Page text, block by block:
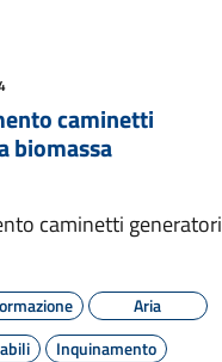
caminetti
biomassa
caminetti generatori
Aria
Inquinamento